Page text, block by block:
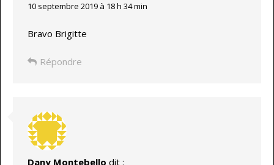
10 septembre 2019 à 18 h 34 min
Bravo Brigitte
Répondre
Dany Montebello dit :